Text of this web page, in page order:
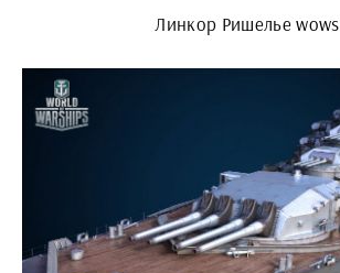
Линкор Ришелье wows